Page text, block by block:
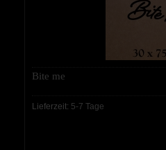
Bite me
Lieferzeit: 5-7 Tage